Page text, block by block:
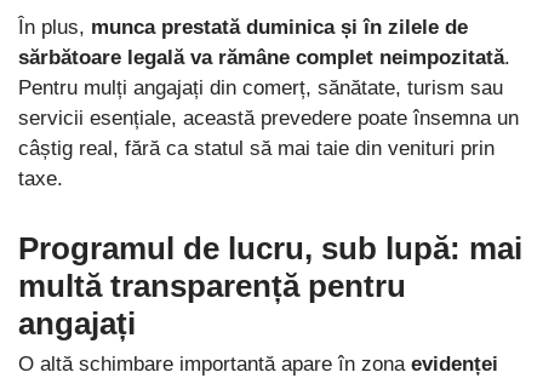
În plus, munca prestată duminica și în zilele de
sărbătoare legală va rămâne complet neimpozitată.
Pentru mulți angajați din comerț, sănătate, turism sau
servicii esențiale, această prevedere poate însemna un
câștig real, fără ca statul să mai taie din venituri prin
taxe.
Programul de lucru, sub lupă: mai
multă transparență pentru
angajați
O altă schimbare importantă apare în zona evidenței